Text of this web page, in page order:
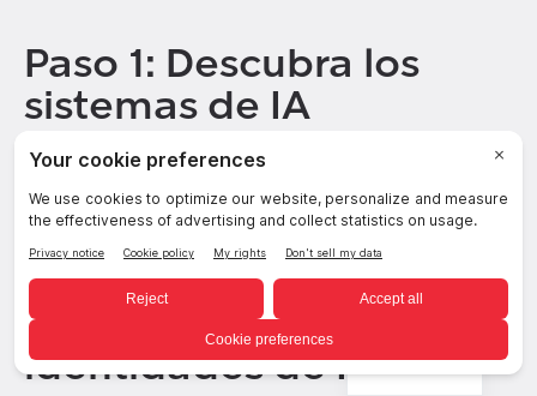
Paso 1: Descubra los
sistemas de IA
Identificar agentes de IA, copilotos,
asistentes y aplicaciones habilitadas
Paso 2: Inventariar las
identidades de IA
Spanish